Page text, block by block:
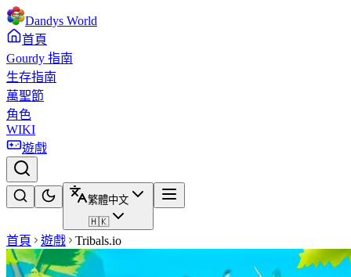
Dandys World
首頁
Gourdy 指南
生存指南
萬聖節
角色
WIKI
遊戲
繁體中文
🇭🇰
首頁 遊戲 Tribals.io